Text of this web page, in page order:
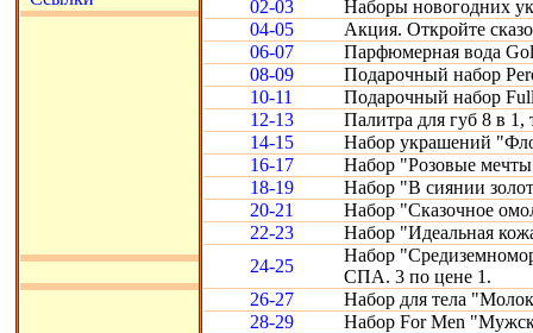
02-03
Наборы новогодних
04-05
Акция. Откройте
06-07
Парфюмерная вода
08-09
Подарочный набор
10-11
Подарочный набор
12-13
Палитра для губ 8 в 1,
14-15
Набор украшений
16-17
Набор "Розовые
18-19
Набор "В сиянии
20-21
Набор "Сказочное
22-23
Набор "Идеальная
24-25
Набор
СПА. 3 по цене 1.
26-27
Набор для тела
28-29
Набор For Men